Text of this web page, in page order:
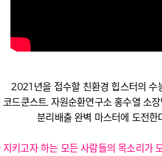
2021년을 접수할 친환경 힙스터의 수
코드쿤스트, 자원순환연구소 홍수열 소
분리배출 완벽 마스터에 도전한
지키고자 하는 모든 사람들의 목소리가